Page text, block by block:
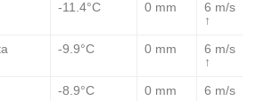
-11.4°C 0 mm
6 m/s
↑
-9.9°C 0 mm
6 m/s
↑
-8.9°C 0 mm
6 m/s